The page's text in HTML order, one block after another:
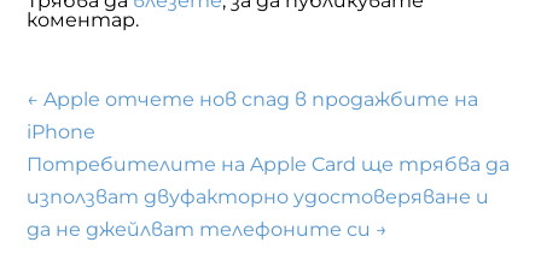
коментар.
←Apple отчете нов спад в продажбите на
iPhone
Потребителите на Apple Card ще трябва да
използват двуфакторно удостоверяване и
да не джейлват телефоните си →